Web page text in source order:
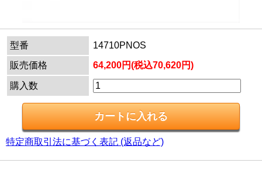
型番
14710PNOS
販売価格
64,200円(税込70,620円)
購入数
特定商取引法に基づく表記 (返品など)